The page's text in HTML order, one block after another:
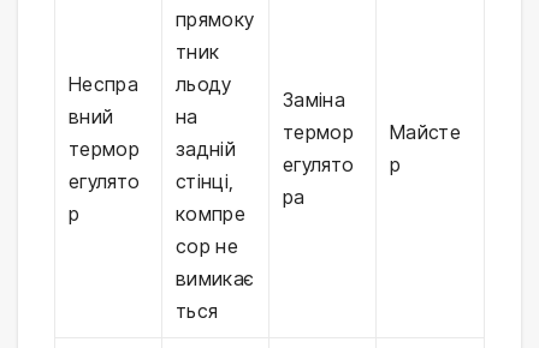
Неспра
вний
термор
егулято
р
прямоку
тник
льоду
на
задній
стінці,
компре
сор не
вимикає
ться
Заміна
термор
егулято
ра
Майсте
р